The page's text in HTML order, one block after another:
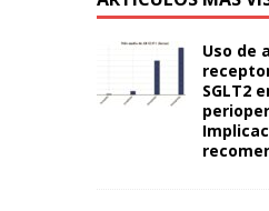
Uso de
SGLT2